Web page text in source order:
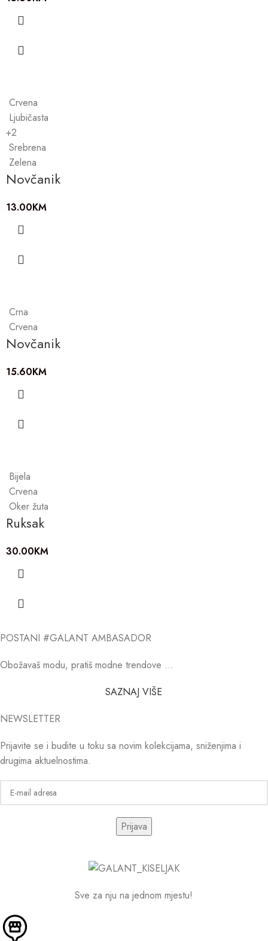
Crvena
Ljubičasta
+2
Srebrena
Zelena
Novčanik
13.00KM
Crna
Crvena
Novčanik
15.60KM
Bijela
Crvena
Oker žuta
Ruksak
30.00KM
POSTANI #GALANT AMBASADOR
Obožavaš modu, pratiš modne trendove …
SAZNAJ VIŠE
NEWSLETTER
Prijavite se i budite u toku sa novim kolekcijama, sniženjima i
drugima aktuelnostima.
Sve za nju na jednom mjestu!